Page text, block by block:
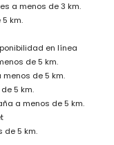
incluidos en el
planchar
y servicio de emergencia
y aire acondicionado
con cargo extra
para niños (bajo demanda)
a menos de 3 km.
km.
en línea
de 5 km.
de 5 km.
5 km.
a menos de 5 km.
de 5 km.